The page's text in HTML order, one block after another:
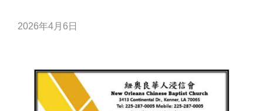
2026年4月6日